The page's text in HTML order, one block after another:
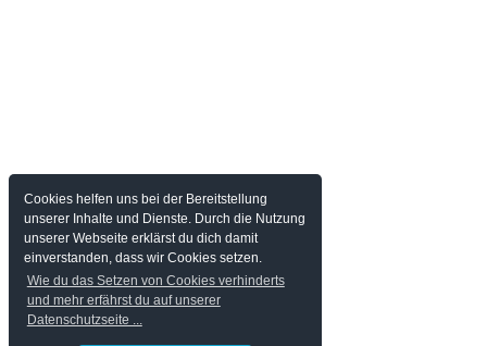
Cookies helfen uns bei der Bereitstellung
unserer Inhalte und Dienste. Durch die Nutzung
unserer Webseite erklärst du dich damit
einverstanden, dass wir Cookies setzen.
Wie du das Setzen von Cookies verhinderts
und mehr erfährst du auf unserer
Datenschutzseite ...